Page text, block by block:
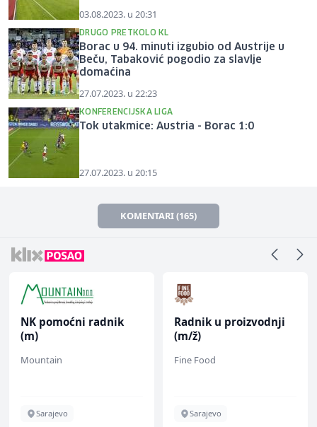
03.08.2023. u 20:31
DRUGO PRETKOLO KL
Borac u 94. minuti izgubio od Austrije u
Beču, Tabaković pogodio za slavlje
domaćina
27.07.2023. u 22:23
KONFERENCIJSKA LIGA
Tok utakmice: Austria - Borac 1:0
27.07.2023. u 20:15
KOMENTARI (165)
Radnik u proizvodnji
(m/ž)
Fine Food
Sarajevo
Monteri centralnog
grijanja i plinskih
Interclima
Sarajevo